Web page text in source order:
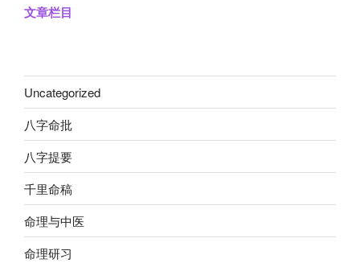
文章栏目
Uncategorized
八字命批
八字提要
千里命稿
命理与中医
命理研习